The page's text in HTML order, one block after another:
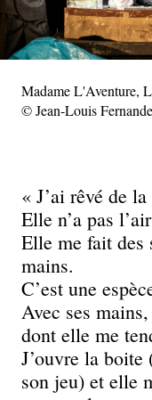
Madame L'Aventure,
© Jean-Louis
« J’ai rêvé de
Elle n’a pas
Elle me fait des
mains.
C’est une
Avec ses
dont elle me
J’ouvre la
son jeu) et elle